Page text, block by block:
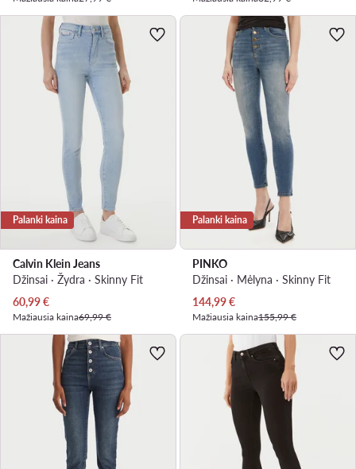
Palanki kaina
Calvin Klein Jeans
Džinsai · Žydra · Skinny Fit
Dabartinė kaina
60,99€
Mažiausia kaina69,99 €
Palanki kaina
PINKO
Džinsai · Mėlyna · Skinny Fit
Dabartinė kaina
144,99€
Mažiausia kaina155,99 €